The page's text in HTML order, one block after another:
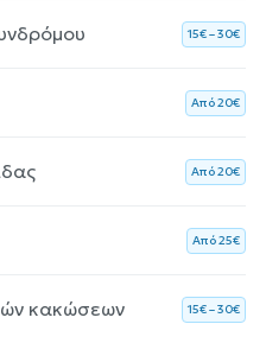
15€ – 30€
Aπό 20€
Aπό 20€
Aπό 25€
κακώσεων 15€ – 30€